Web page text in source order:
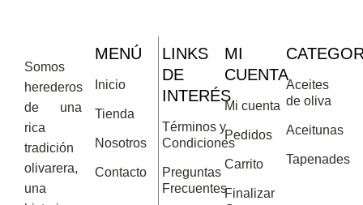
Somos
herederos
de una
rica
tradición
olivarera,
una
MENÚ
Inicio
Tienda
Nosotros
Contacto
LINKS
DE
INTERÉS
Términos y
Condiciones
Preguntas
Frecuentes
MI
CUENTA
Mi cuenta
Pedidos
Carrito
Finalizar
Aceites
de oliva
Aceitunas
Tapenades